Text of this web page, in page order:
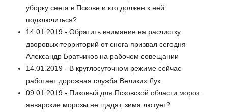
уборку снега в Пскове и кто должен к ней
подключиться?
14.01.2019 - Обратить внимание на расчистку
дворовых территорий от снега призвал сегодня
Александр Братчиков на рабочем совещании
14.01.2019 - В круглосуточном режиме сейчас
работает дорожная служба Великих Лук
09.01.2019 - Пиковый для Псковской области мороз:
январские морозы не щадят, зима лютует?